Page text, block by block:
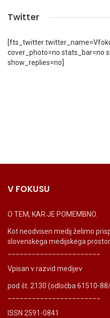
Twitter
[fts_twitter
cover_photo=no stats_bar=no
show_replies=no]
V FOKUSU
O TEM, KAR JE POMEMBNO.
Kot neodvisen medij želimo
slovenskega medijskega
Vpisan v razvid medijev
pod št. 2130 (odločba 61510-
ISSN 2591-0841